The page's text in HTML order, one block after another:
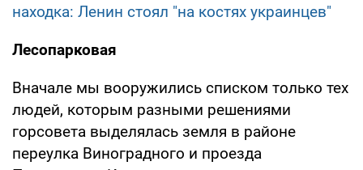
находка: Ленин стоял "на костях украинцев"
Лесопарковая
Вначале мы вооружились списком только тех
людей, которым разными решениями
горсовета выделялась земля в районе
переулка Виноградного и проезда